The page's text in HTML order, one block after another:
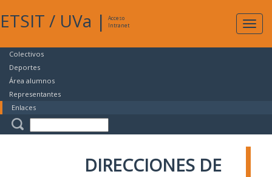
ETSIT / UVa |
Acceso
Intranet
Colectivos
Deportes
Área alumnos
Representantes
Enlaces
DIRECCIONES DE